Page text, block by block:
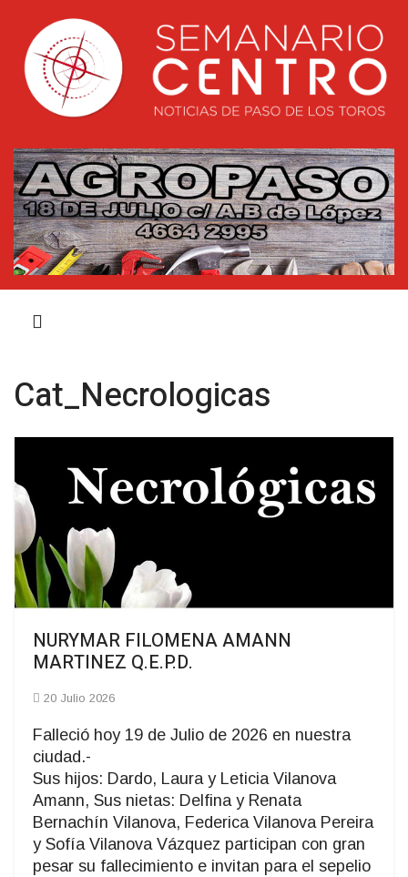
Cat_Necrologicas
NURYMAR FILOMENA AMANN
MARTINEZ Q.E.P.D.
20 Julio 2026
Falleció hoy 19 de Julio de 2026 en nuestra
ciudad.-
Sus hijos: Dardo, Laura y Leticia Vilanova
Amann, Sus nietas: Delfina y Renata
Bernachín Vilanova, Federica Vilanova Pereira
y Sofía Vilanova Vázquez participan con gran
pesar su fallecimiento e invitan para el sepelio